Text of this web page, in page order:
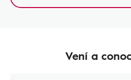
Vení a